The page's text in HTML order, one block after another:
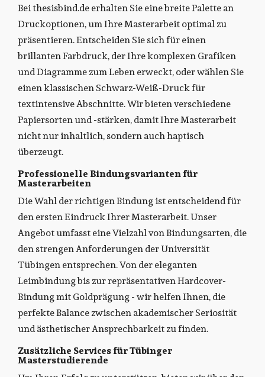
Bei thesisbind.de erhalten Sie eine breite Palette an
Druckoptionen, um Ihre Masterarbeit optimal zu
präsentieren. Entscheiden Sie sich für einen
brillanten Farbdruck, der Ihre komplexen Grafiken
und Diagramme zum Leben erweckt, oder wählen Sie
einen klassischen Schwarz-Weiß-Druck für
textintensive Abschnitte. Wir bieten verschiedene
Papiersorten und -stärken, damit Ihre Masterarbeit
nicht nur inhaltlich, sondern auch haptisch
überzeugt.
Professionelle Bindungsvarianten für
Masterarbeiten
Die Wahl der richtigen Bindung ist entscheidend für
den ersten Eindruck Ihrer Masterarbeit. Unser
Angebot umfasst eine Vielzahl von Bindungsarten, die
den strengen Anforderungen der Universität
Tübingen entsprechen. Von der eleganten
Leimbindung bis zur repräsentativen Hardcover-
Bindung mit Goldprägung - wir helfen Ihnen, die
perfekte Balance zwischen akademischer Seriosität
und ästhetischer Ansprechbarkeit zu finden.
Zusätzliche Services für Tübinger
Masterstudierende